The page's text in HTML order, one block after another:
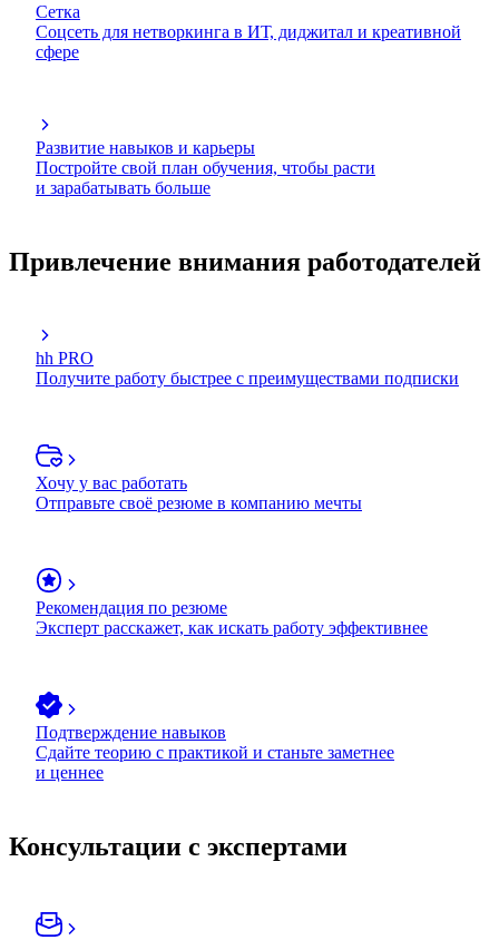
Сетка
Соцсеть для нетворкинга в ИТ, диджитал и креативной
сфере
Развитие навыков и карьеры
Постройте свой план обучения, чтобы расти
и зарабатывать больше
Привлечение внимания работодателей
hh PRO
Получите работу быстрее с преимуществами подписки
Хочу у вас работать
Отправьте своё резюме в компанию мечты
Рекомендация по резюме
Эксперт расскажет, как искать работу эффективнее
Подтверждение навыков
Сдайте теорию с практикой и станьте заметнее
и ценнее
Консультации с экспертами